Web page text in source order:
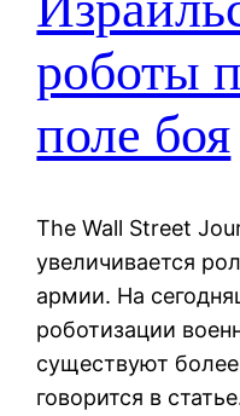
роботы
поле боя
The Wall Street
увеличивается
армии. На
роботизации
существуют
говорится в